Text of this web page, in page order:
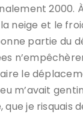
2000.
neige et le
partie du
le
m’avait
que je risquais